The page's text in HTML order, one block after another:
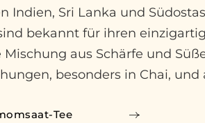
Indien, Sri Lanka und
bekannt für ihren
Mischung aus Schärfe und
besonders in Chai,
Tee